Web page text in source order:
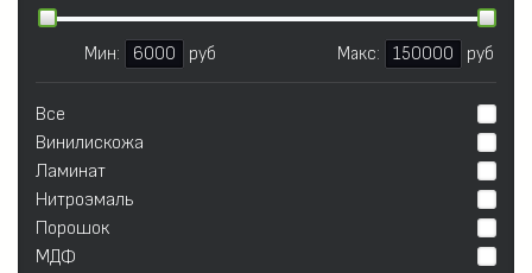
Мин: 6000 руб Макс: 150000 руб
Все
Винилискожа
Ламинат
Нитроэмаль
Порошок
МДФ